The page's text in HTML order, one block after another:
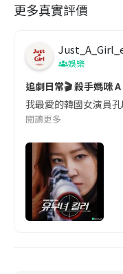
更多真實評價
娛樂
追劇日常🎬 殺手媽咪
我最愛的韓國女演員
閱讀更多